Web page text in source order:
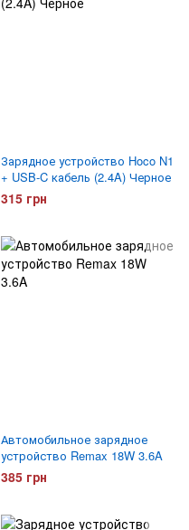
Зарядное устройство Hoco N1
+ USB-C кабель (2.4A) Черное
315 грн
Автомобильное зарядное
устройство Remax 18W 3.6A
385 грн